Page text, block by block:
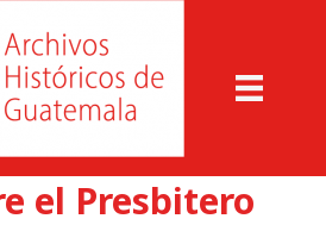
el Presbitero